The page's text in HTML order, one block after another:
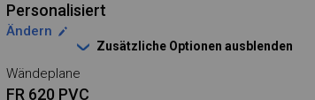
Personalisiert
Ändern
Zusätzliche Optionen ausblenden
Wändeplane
FR 620 PVC